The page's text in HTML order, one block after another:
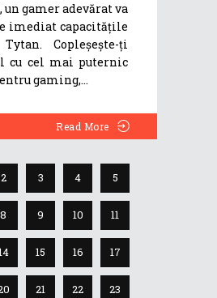
un gamer adevărat va
imediat capacitățile
Copleșește-ți
cu cel mai puternic
gaming,
Read More
2 3 4 5
8 9 10 11
15 16 17
21 22 23